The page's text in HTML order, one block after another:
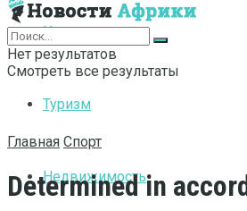
Интернет
Туризм
Недвижимость
Нет результатов
Смотреть все результаты
Главная Спорт
Determined in